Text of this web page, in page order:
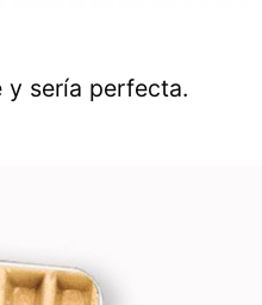
sería perfecta.